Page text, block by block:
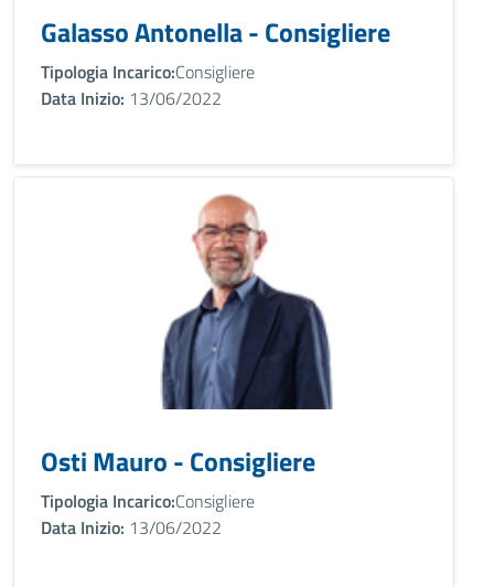
Galasso Antonella - Consigliere
Tipologia Incarico:Consigliere
Data Inizio: 13/06/2022
Osti Mauro - Consigliere
Tipologia Incarico:Consigliere
Data Inizio: 13/06/2022